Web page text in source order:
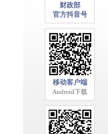
财政部
官方抖音号
移动客户端
Android下载